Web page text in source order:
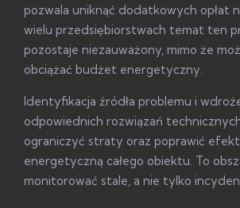
pozwala uniknąć dodatkowych opłat
wielu przedsiębiorstwach temat ten
pozostaje niezauważony, mimo że
obciążać budżet energetyczny.
Identyfikacja źródła problemu i
odpowiednich rozwiązań
ograniczyć straty oraz poprawić
energetyczną całego obiektu. To
monitorować stale, a nie tylko